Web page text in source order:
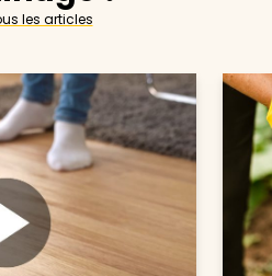
les articles